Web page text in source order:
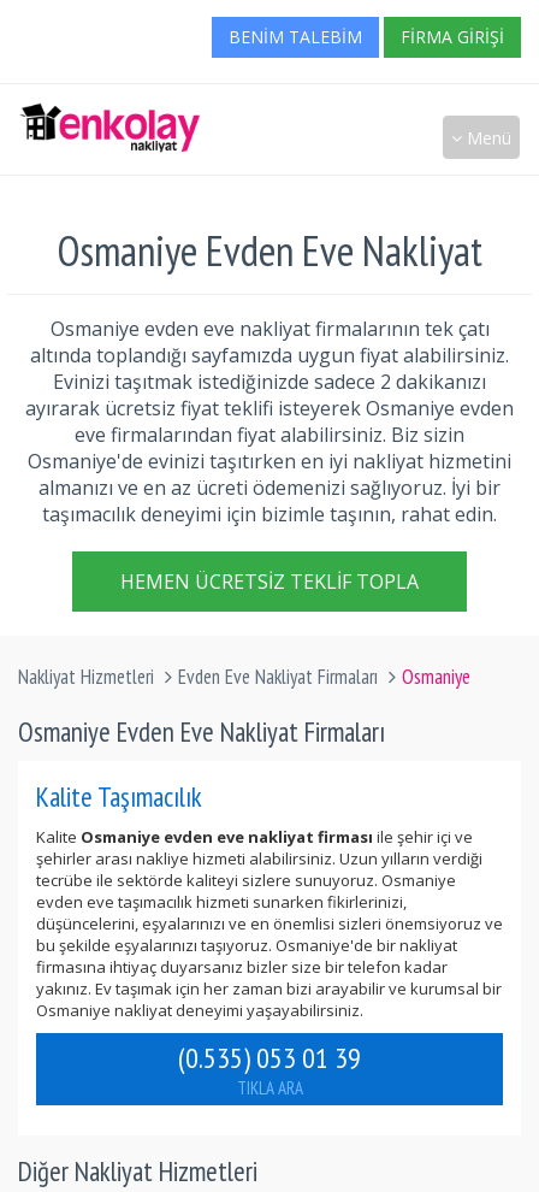
BENIM TALEBIM FIRMA GIRIŞI
Menü
Osmaniye Evden Eve Nakliyat
Osmaniye evden eve nakliyat firmalarının tek çatı
altında toplandığı sayfamızda uygun fiyat alabilirsiniz.
Evinizi taşıtmak istediğinizde sadece 2 dakikanızı
ayırarak ücretsiz fiyat teklifi isteyerek Osmaniye evden
eve firmalarından fiyat alabilirsiniz. Biz sizin
Osmaniye'de evinizi taşıtırken en iyi nakliyat hizmetini
almanızı ve en az ücreti ödemenizi sağlıyoruz. İyi bir
taşımacılık deneyimi için bizimle taşının, rahat edin.
HEMEN ÜCRETSIZ TEKLIF TOPLA
Nakliyat Hizmetleri Evden Eve Nakliyat Firmaları Osmaniye
Osmaniye Evden Eve Nakliyat Firmaları
Kalite Taşımacılık
Kalite Osmaniye evden eve nakliyat firması ile şehir içi ve
şehirler arası nakliye hizmeti alabilirsiniz. Uzun yılların verdiği
tecrübe ile sektörde kaliteyi sizlere sunuyoruz. Osmaniye
evden eve taşımacılık hizmeti sunarken fikirlerinizi,
düşüncelerini, eşyalarınızı ve en önemlisi sizleri önemsiyoruz ve
bu şekilde eşyalarınızı taşıyoruz. Osmaniye'de bir nakliyat
firmasına ihtiyaç duyarsanız bizler size bir telefon kadar
yakınız. Ev taşımak için her zaman bizi arayabilir ve kurumsal bir
Osmaniye nakliyat deneyimi yaşayabilirsiniz.
(0.535) 053 01 39
TIKLA ARA
Diğer Nakliyat Hizmetleri